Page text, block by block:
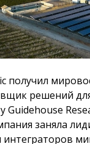
получил
решений
Guidehouse
заняла